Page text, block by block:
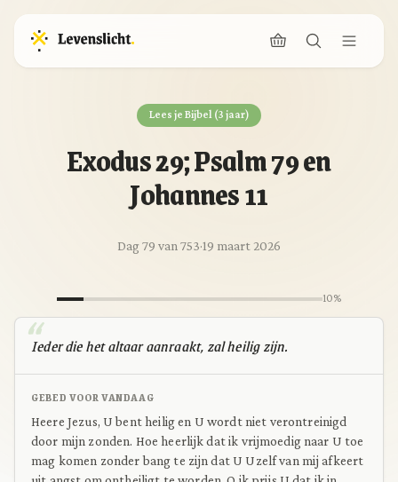
Lees je Bijbel (3 jaar)
Exodus 29; Psalm 79 en
Johannes 11
Dag 79 van 753·19 maart 2026
10%
Ieder die het altaar aanraakt, zal heilig zijn.
GEBED VOOR VANDAAG
Heere Jezus, U bent heilig en U wordt niet verontreinigd
door mijn zonden. Hoe heerlijk dat ik vrijmoedig naar U toe
mag komen zonder bang te zijn dat U Uzelf van mij afkeert